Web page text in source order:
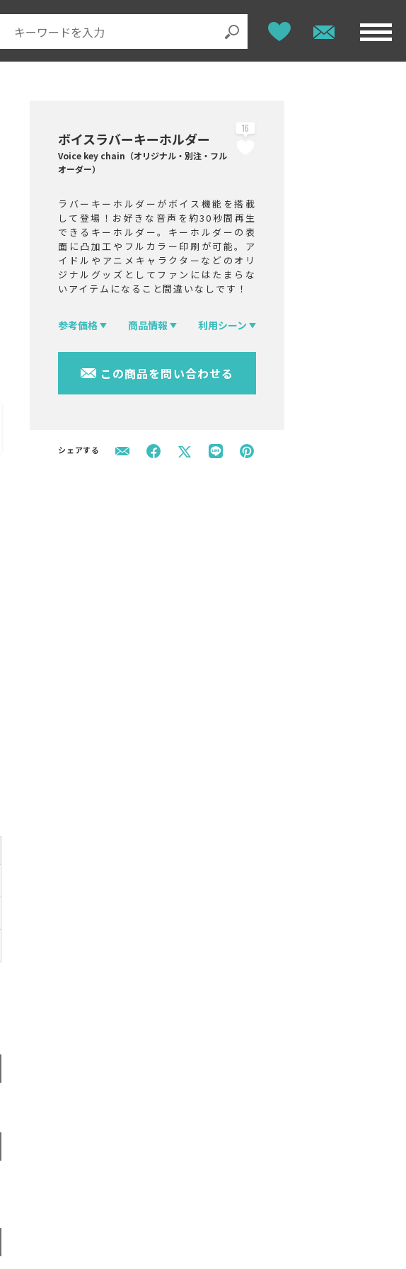
ボイスラバーキーホルダー
Voice key chain（オリジナル・別注・フル
オーダー）
16
ラバーキーホルダーがボイス機能を搭載
して登場！お好きな音声を約30秒間再生
できるキーホルダー。キーホルダーの表
面に凸加工やフルカラー印刷が可能。ア
イドルやアニメキャラクターなどのオリ
ジナルグッズとしてファンにはたまらな
いアイテムになること間違いなしです！
参考価格 商品情報 利用シーン
この商品を問い合わせる
シェアする